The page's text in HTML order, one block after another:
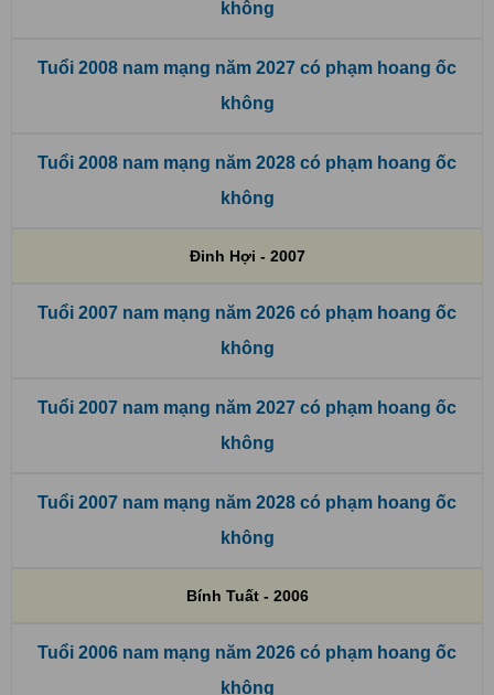
không
Tuổi 2008 nam mạng năm 2027 có phạm hoang ốc
không
Tuổi 2008 nam mạng năm 2028 có phạm hoang ốc
không
Đinh Hợi - 2007
Tuổi 2007 nam mạng năm 2026 có phạm hoang ốc
không
Tuổi 2007 nam mạng năm 2027 có phạm hoang ốc
không
Tuổi 2007 nam mạng năm 2028 có phạm hoang ốc
không
Bính Tuất - 2006
Tuổi 2006 nam mạng năm 2026 có phạm hoang ốc
không